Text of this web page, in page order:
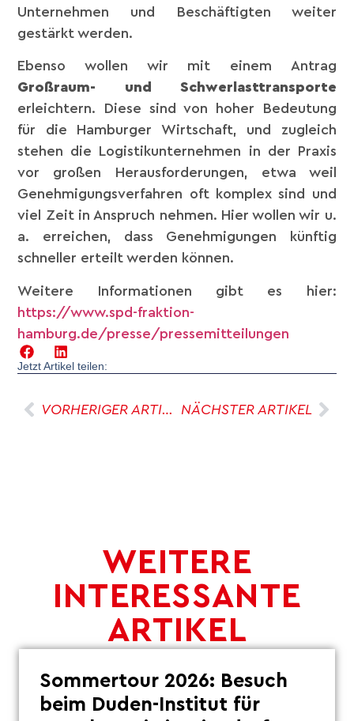
Unternehmen und Beschäftigten weiter
gestärkt werden.
Ebenso wollen wir mit einem Antrag
Großraum- und Schwerlasttransporte
erleichtern. Diese sind von hoher Bedeutung
für die Hamburger Wirtschaft, und zugleich
stehen die Logistikunternehmen in der Praxis
vor großen Herausforderungen, etwa weil
Genehmigungsverfahren oft komplex sind und
viel Zeit in Anspruch nehmen. Hier wollen wir u.
a. erreichen, dass Genehmigungen künftig
schneller erteilt werden können.
Weitere Informationen gibt es hier:
https://www.spd-fraktion-
hamburg.de/presse/pressemitteilungen
Jetzt Artikel teilen:
VORHERIGER ARTIKEL NÄCHSTER ARTIKEL
WEITERE
INTERESSANTE
ARTIKEL
Sommertour 2026: Besuch
beim Duden-Institut für